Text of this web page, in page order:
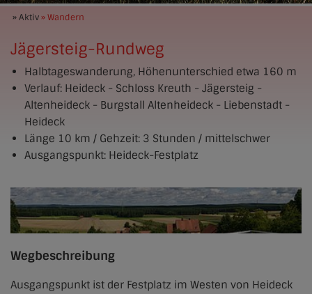
» Aktiv» Wandern
Jägersteig-Rundweg
Halbtageswanderung, Höhenunterschied etwa 160 m
Verlauf: Heideck - Schloss Kreuth - Jägersteig -
Altenheideck - Burgstall Altenheideck - Liebenstadt -
Heideck
Länge 10 km / Gehzeit: 3 Stunden / mittelschwer
Ausgangspunkt: Heideck-Festplatz
Wegbeschreibung
Ausgangspunkt ist der Festplatz im Westen von Heideck